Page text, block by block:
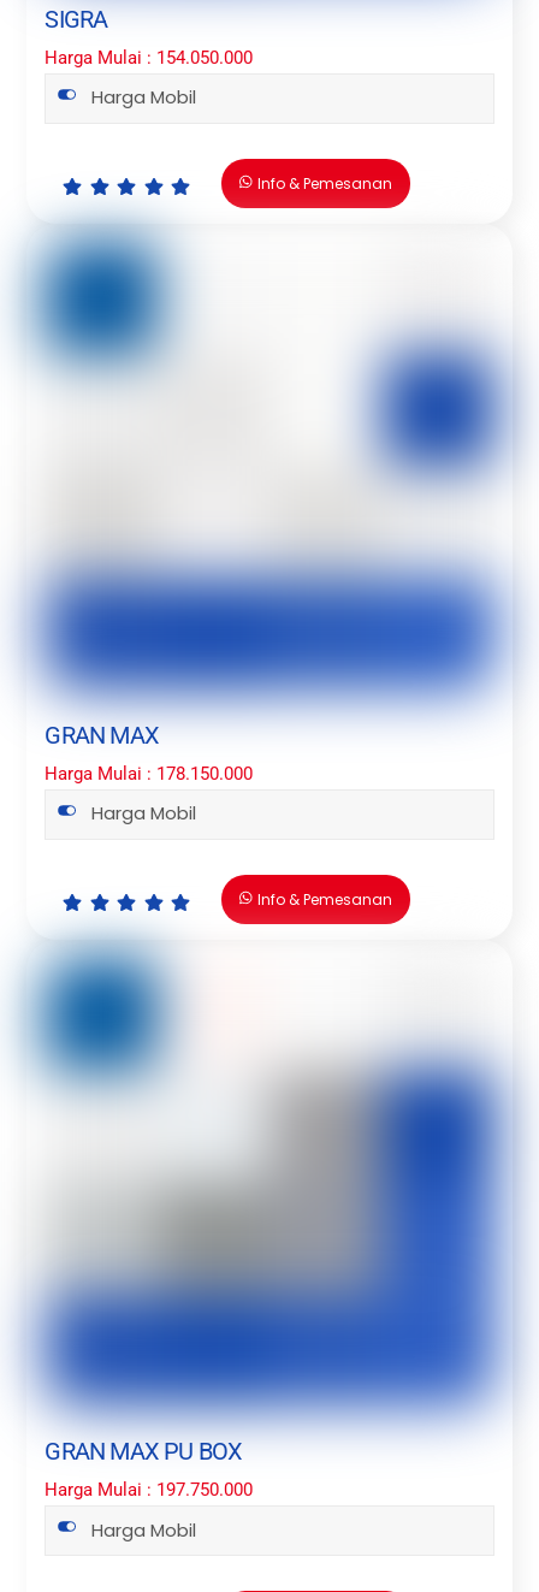
SIGRA
Harga Mulai : 154.050.000
Harga Mobil
Icon
label
Icon
label
Icon
label
IconIcon
Info & Pemesanan
GRAN MAX
Harga Mulai : 178.150.000
Harga Mobil
Icon
label
Icon
label
Icon
label
IconIcon
Info & Pemesanan
GRAN MAX PU BOX
Harga Mulai : 197.750.000
Harga Mobil